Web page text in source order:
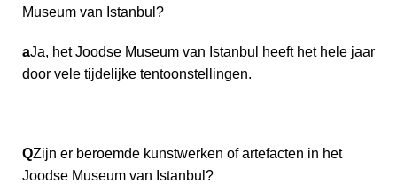
Museum van Istanbul?
aJa, het Joodse Museum van Istanbul heeft het hele jaar
door vele tijdelijke tentoonstellingen.
QZijn er beroemde kunstwerken of artefacten in het
Joodse Museum van Istanbul?